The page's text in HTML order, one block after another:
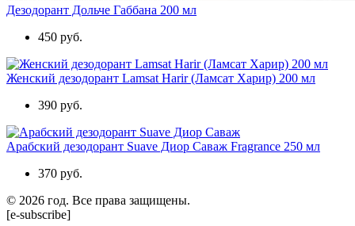
Дезодорант Дольче Габбана 200 мл
450 руб.
Женский дезодорант Lamsat Harir (Ламсат Харир) 200 мл
390 руб.
Арабский дезодорант Suave Диор Саваж Fragrance 250 мл
370 руб.
© 2026 год. Все права защищены.
[e-subscribe]